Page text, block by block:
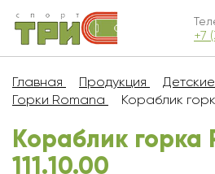
+7
Главная Продукция
Горки Romana
Кораблик
Кораблик горка
111.10.00